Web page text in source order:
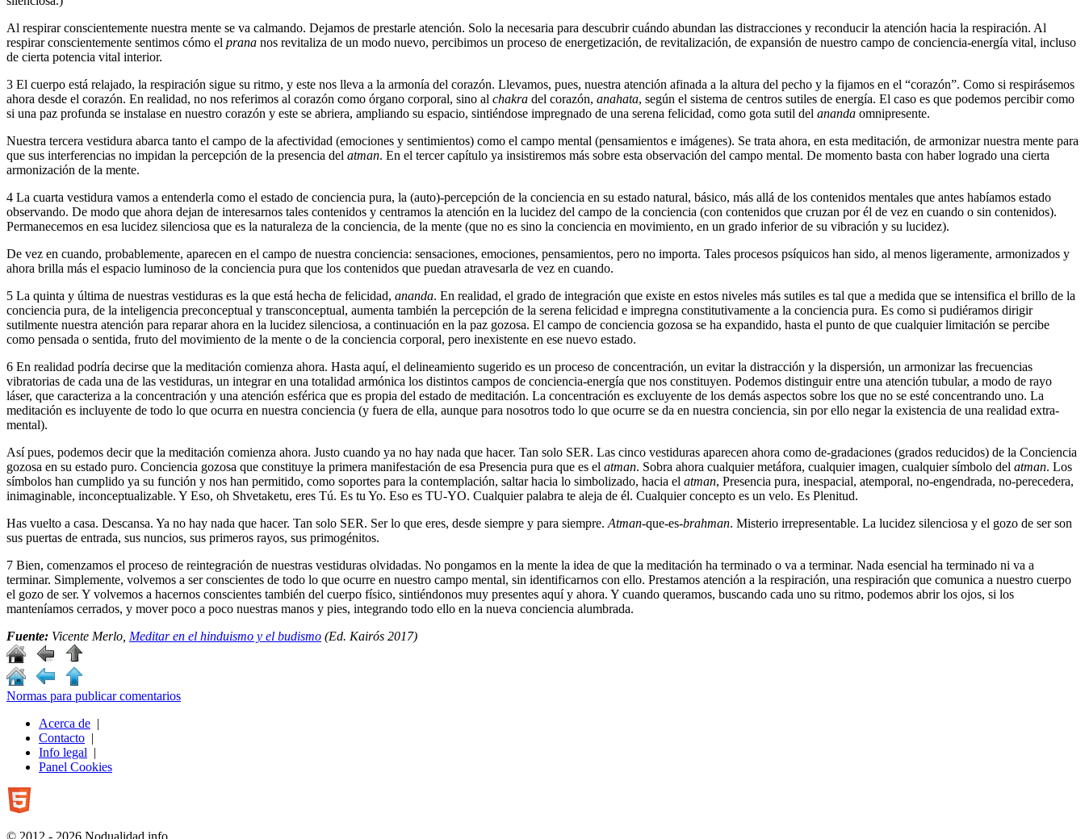
Al respirar conscientemente nuestra mente se va calmando. Dejamos de prestarle atención. Solo la necesaria para descubrir cuándo abundan las distracciones y reconducir la atención hacia la respiración. Al
respirar conscientemente sentimos cómo el prana nos revitaliza de un modo nuevo, percibimos un proceso de energetización, de revitalización, de expansión de nuestro campo de conciencia-energía vital, incluso
de cierta potencia vital interior.
3 El cuerpo está relajado, la respiración sigue su ritmo, y este nos lleva a la armonía del corazón. Llevamos, pues, nuestra atención afinada a la altura del pecho y la fijamos en el “corazón”. Como si respirásemos
ahora desde el corazón. En realidad, no nos referimos al corazón como órgano corporal, sino al chakra del corazón, anahata, según el sistema de centros sutiles de energía. El caso es que podemos percibir como
si una paz profunda se instalase en nuestro corazón y este se abriera, ampliando su espacio, sintiéndose impregnado de una serena felicidad, como gota sutil del ananda omnipresente.
Nuestra tercera vestidura abarca tanto el campo de la afectividad (emociones y sentimientos) como el campo mental (pensamientos e imágenes). Se trata ahora, en esta meditación, de armonizar nuestra mente para
que sus interferencias no impidan la percepción de la presencia del atman. En el tercer capítulo ya insistiremos más sobre esta observación del campo mental. De momento basta con haber logrado una cierta
armonización de la mente.
4 La cuarta vestidura vamos a entenderla como el estado de conciencia pura, la (auto)-percepción de la conciencia en su estado natural, básico, más allá de los contenidos mentales que antes habíamos estado
observando. De modo que ahora dejan de interesarnos tales contenidos y centramos la atención en la lucidez del campo de la conciencia (con contenidos que cruzan por él de vez en cuando o sin contenidos).
Permanecemos en esa lucidez silenciosa que es la naturaleza de la conciencia, de la mente (que no es sino la conciencia en movimiento, en un grado inferior de su vibración y su lucidez).
De vez en cuando, probablemente, aparecen en el campo de nuestra conciencia: sensaciones, emociones, pensamientos, pero no importa. Tales procesos psíquicos han sido, al menos ligeramente, armonizados y
ahora brilla más el espacio luminoso de la conciencia pura que los contenidos que puedan atravesarla de vez en cuando.
5 La quinta y última de nuestras vestiduras es la que está hecha de felicidad, ananda. En realidad, el grado de integración que existe en estos niveles más sutiles es tal que a medida que se intensifica el brillo de la
conciencia pura, de la inteligencia preconceptual y transconceptual, aumenta también la percepción de la serena felicidad e impregna constitutivamente a la conciencia pura. Es como si pudiéramos dirigir
sutilmente nuestra atención para reparar ahora en la lucidez silenciosa, a continuación en la paz gozosa. El campo de conciencia gozosa se ha expandido, hasta el punto de que cualquier limitación se percibe
como pensada o sentida, fruto del movimiento de la mente o de la conciencia corporal, pero inexistente en ese nuevo estado.
6 En realidad podría decirse que la meditación comienza ahora. Hasta aquí, el delineamiento sugerido es un proceso de concentración, un evitar la distracción y la dispersión, un armonizar las frecuencias
vibratorias de cada una de las vestiduras, un integrar en una totalidad armónica los distintos campos de conciencia-energía que nos constituyen. Podemos distinguir entre una atención tubular, a modo de rayo
láser, que caracteriza a la concentración y una atención esférica que es propia del estado de meditación. La concentración es excluyente de los demás aspectos sobre los que no se esté concentrando uno. La
meditación es incluyente de todo lo que ocurra en nuestra conciencia (y fuera de ella, aunque para nosotros todo lo que ocurre se da en nuestra conciencia, sin por ello negar la existencia de una realidad extra-
mental).
Así pues, podemos decir que la meditación comienza ahora. Justo cuando ya no hay nada que hacer. Tan solo SER. Las cinco vestiduras aparecen ahora como de-gradaciones (grados reducidos) de la Conciencia
gozosa en su estado puro. Conciencia gozosa que constituye la primera manifestación de esa Presencia pura que es el atman. Sobra ahora cualquier metáfora, cualquier imagen, cualquier símbolo del atman. Los
símbolos han cumplido ya su función y nos han permitido, como soportes para la contemplación, saltar hacia lo simbolizado, hacia el atman, Presencia pura, inespacial, atemporal, no-engendrada, no-perecedera,
inimaginable, inconceptualizable. Y Eso, oh Shvetaketu, eres Tú. Es tu Yo. Eso es TU-YO. Cualquier palabra te aleja de él. Cualquier concepto es un velo. Es Plenitud.
Has vuelto a casa. Descansa. Ya no hay nada que hacer. Tan solo SER. Ser lo que eres, desde siempre y para siempre. Atman-que-es-brahman. Misterio irrepresentable. La lucidez silenciosa y el gozo de ser son
sus puertas de entrada, sus nuncios, sus primeros rayos, sus primogénitos.
7 Bien, comenzamos el proceso de reintegración de nuestras vestiduras olvidadas. No pongamos en la mente la idea de que la meditación ha terminado o va a terminar. Nada esencial ha terminado ni va a
terminar. Simplemente, volvemos a ser conscientes de todo lo que ocurre en nuestro campo mental, sin identificarnos con ello. Prestamos atención a la respiración, una respiración que comunica a nuestro cuerpo
el gozo de ser. Y volvemos a hacernos conscientes también del cuerpo físico, sintiéndonos muy presentes aquí y ahora. Y cuando queramos, buscando cada uno su ritmo, podemos abrir los ojos, si los
manteníamos cerrados, y mover poco a poco nuestras manos y pies, integrando todo ello en la nueva conciencia alumbrada.
Fuente: Vicente Merlo, Meditar en el hinduismo y el budismo (Ed. Kairós 2017)
Normas para publicar comentarios
Acerca de |
Contacto |
Info legal |
Panel Cookies
© 2012 - 2026 Nodualidad.info